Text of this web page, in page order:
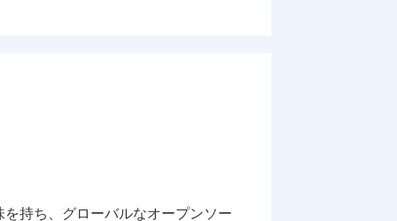
持ち、グローバルなオープンソー